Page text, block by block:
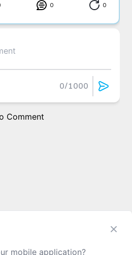
0 0
0/1000
Comment
mobile application?